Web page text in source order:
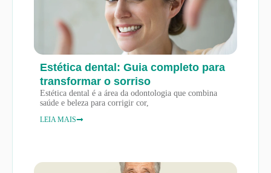
Estética dental: Guia completo para
transformar o sorriso
Estética dental é a área da odontologia que combina
saúde e beleza para corrigir cor,
LEIA MAIS